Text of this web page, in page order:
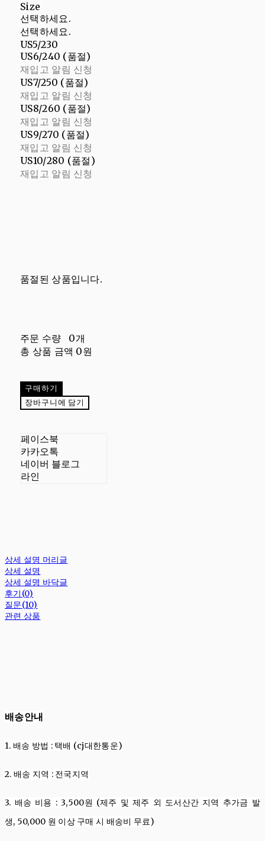
Size
선택하세요.
선택하세요.
US5/230
US6/240 (품절)
재입고 알림 신청
US7/250 (품절)
재입고 알림 신청
US8/260 (품절)
재입고 알림 신청
US9/270 (품절)
재입고 알림 신청
US10/280 (품절)
재입고 알림 신청
품절된 상품입니다.
주문 수량
0개
총 상품 금액 0원
구매하기
장바구니에 담기
페이스북
카카오톡
네이버 블로그
라인
상세 설명 머리글
상세 설명
상세 설명 바닥글
후기(0)
질문(10)
관련 상품
배송안내
1. 배송 방법 : 택배 (cj대한통운)
2. 배송 지역 : 전국지역
3. 배송 비용 : 3,500원 (제주 및 제주 외 도서산간 지역 추가금 발
생, 50,000 원 이상 구매 시 배송비 무료)